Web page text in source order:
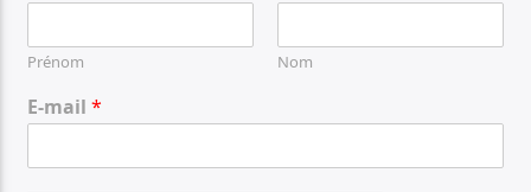
Prénom Nom
E-mail*